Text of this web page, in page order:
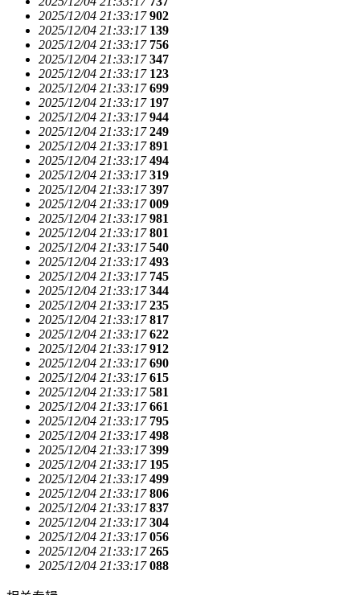
2025/12/04 21:33:17 902
2025/12/04 21:33:17 139
2025/12/04 21:33:17 756
2025/12/04 21:33:17 347
2025/12/04 21:33:17 123
2025/12/04 21:33:17 699
2025/12/04 21:33:17 197
2025/12/04 21:33:17 944
2025/12/04 21:33:17 249
2025/12/04 21:33:17 891
2025/12/04 21:33:17 494
2025/12/04 21:33:17 319
2025/12/04 21:33:17 397
2025/12/04 21:33:17 009
2025/12/04 21:33:17 981
2025/12/04 21:33:17 801
2025/12/04 21:33:17 540
2025/12/04 21:33:17 493
2025/12/04 21:33:17 745
2025/12/04 21:33:17 344
2025/12/04 21:33:17 235
2025/12/04 21:33:17 817
2025/12/04 21:33:17 622
2025/12/04 21:33:17 912
2025/12/04 21:33:17 690
2025/12/04 21:33:17 615
2025/12/04 21:33:17 581
2025/12/04 21:33:17 661
2025/12/04 21:33:17 795
2025/12/04 21:33:17 498
2025/12/04 21:33:17 399
2025/12/04 21:33:17 195
2025/12/04 21:33:17 499
2025/12/04 21:33:17 806
2025/12/04 21:33:17 837
2025/12/04 21:33:17 304
2025/12/04 21:33:17 056
2025/12/04 21:33:17 265
2025/12/04 21:33:17 088